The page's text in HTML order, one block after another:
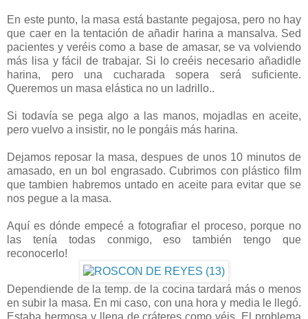
En este punto, la masa está bastante pegajosa, pero no hay
que caer en la tentación de añadir harina a mansalva. Sed
pacientes y veréis como a base de amasar, se va volviendo
más lisa y fácil de trabajar. Si lo creéis necesario añadidle
harina, pero una cucharada sopera será suficiente.
Queremos un masa elástica no un ladrillo..
Si todavía se pega algo a las manos, mojadlas en aceite,
pero vuelvo a insistir, no le pongáis más harina.
Dejamos reposar la masa, despues de unos 10 minutos de
amasado, en un bol engrasado. Cubrimos con plástico film
que tambien habremos untado en aceite para evitar que se
nos pegue a la masa.
Aquí es dónde empecé a fotografiar el proceso, porque no
las tenía todas conmigo, eso también tengo que
reconocerlo!
Dependiende de la temp. de la cocina tardará más o menos
en subir la masa. En mi caso, con una hora y media le llegó.